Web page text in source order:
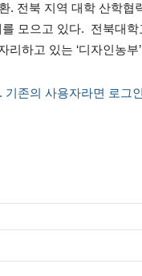
. 전북 지역 대학 산학
모으고 있다. 전북대
리하고 있는 ‘디자인농
존의 사용자라면 로그